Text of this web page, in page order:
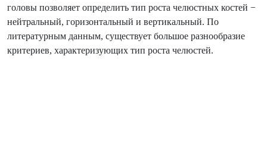
головы позволяет определить тип роста челюстных костей −
нейтральный, горизонтальный и вертикальный. По
литературным данным, существует большое разнообразие
критериев, характеризующих тип роста челюстей.